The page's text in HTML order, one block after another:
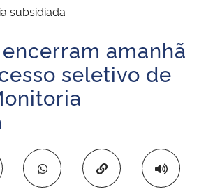
e Abastecimento
subsidiada
amanhã
seletivo de
Copiar para área